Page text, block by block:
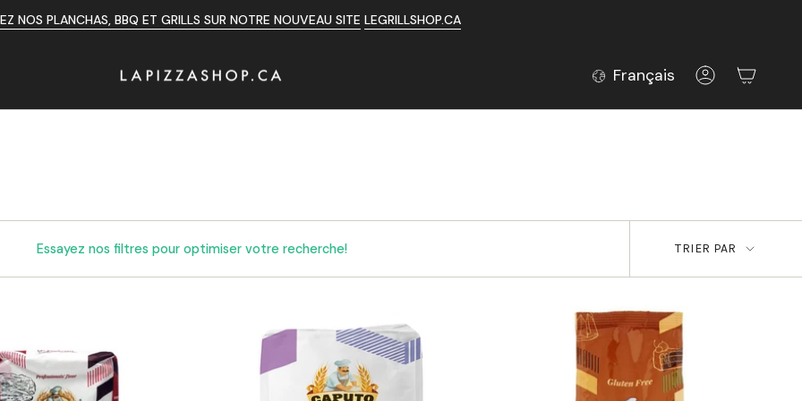
NOS PLANCHAS, BBQ ET GRILLS SUR NOTRE NOUVEAU SITE LEGRILLSHOP.CA
LANGUE
Français Compte
Essayez nos filtres pour optimiser votre recherche!
TRIER
TRIER PAR